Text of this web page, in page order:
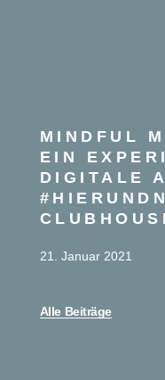
MINDFUL
EIN
DIGITALE
21. Januar 2021
Alle Beiträge